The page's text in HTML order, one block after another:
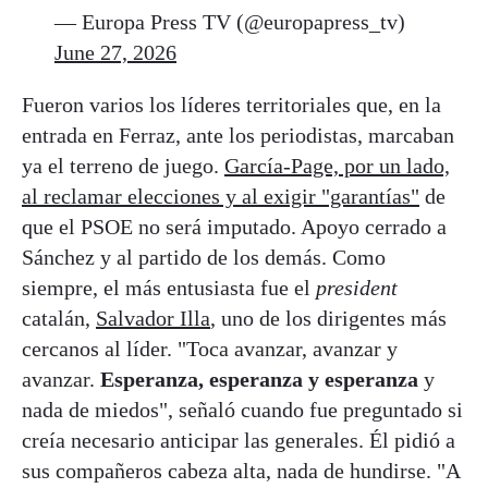
— Europa Press TV (@europapress_tv)
June 27, 2026
Fueron varios los líderes territoriales que, en la
entrada en Ferraz, ante los periodistas, marcaban
ya el terreno de juego. García-Page, por un lado,
al reclamar elecciones y al exigir "garantías" de
que el PSOE no será imputado. Apoyo cerrado a
Sánchez y al partido de los demás. Como
siempre, el más entusiasta fue el president
catalán, Salvador Illa, uno de los dirigentes más
cercanos al líder. "Toca avanzar, avanzar y
avanzar. Esperanza, esperanza y esperanza y
nada de miedos", señaló cuando fue preguntado si
creía necesario anticipar las generales. Él pidió a
sus compañeros cabeza alta, nada de hundirse. "A